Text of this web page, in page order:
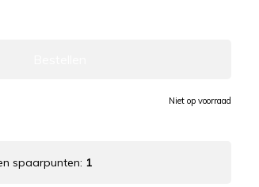
Niet op voorraad
spaarpunten: 1